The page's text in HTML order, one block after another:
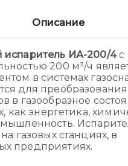
Описание
ИА-200/4с
200 м³/ч
в системах
для
в газообразное
как энергетика,
газовых станциях, в
предприятиях.